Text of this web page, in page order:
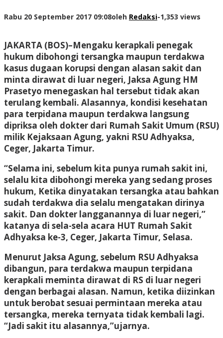
Rabu 20 September 2017 09:08oleh Redaksi-1,353 views
JAKARTA (BOS)–Mengaku kerapkali penegak
hukum dibohongi tersangka maupun terdakwa
kasus dugaan korupsi dengan alasan sakit dan
minta dirawat di luar negeri, Jaksa Agung HM
Prasetyo menegaskan hal tersebut tidak akan
terulang kembali. Alasannya, kondisi kesehatan
para terpidana maupun terdakwa langsung
dipriksa oleh dokter dari Rumah Sakit Umum (RSU)
milik Kejaksaan Agung, yakni RSU Adhyaksa,
Ceger, Jakarta Timur.
“Selama ini, sebelum kita punya rumah sakit ini,
selalu kita dibohongi mereka yang sedang proses
hukum, Ketika dinyatakan tersangka atau bahkan
sudah terdakwa dia selalu mengatakan dirinya
sakit. Dan dokter langganannya di luar negeri,”
katanya di sela-sela acara HUT Rumah Sakit
Adhyaksa ke-3, Ceger, Jakarta Timur, Selasa.
Menurut Jaksa Agung, sebelum RSU Adhyaksa
dibangun, para terdakwa maupun terpidana
kerapkali meminta dirawat di RS di luar negeri
dengan berbagai alasan. Namun, ketika diizinkan
untuk berobat sesuai permintaan mereka atau
tersangka, mereka ternyata tidak kembali lagi.
“Jadi sakit itu alasannya,”ujarnya.